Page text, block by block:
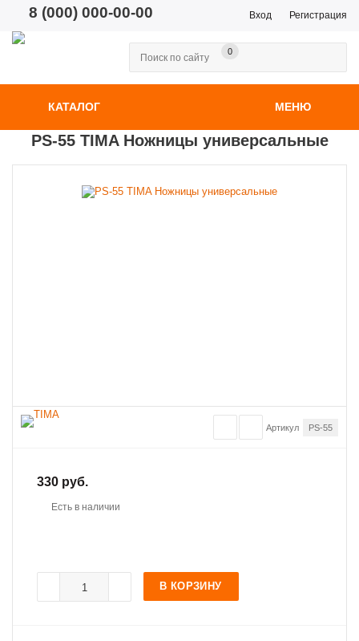
8 (000) 000-00-00 Вход Регистрация
КАТАЛОГ МЕНЮ
0
PS-55 TIMA Ножницы универсальные
Артикул PS-55
330 руб.
Есть в наличии
В КОРЗИНУ